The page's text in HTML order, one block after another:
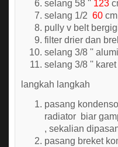
selang 58 '' 123
selang 1/2 60
pully v belt
filter drier dan
selang 3/8 ''
selang 3/8 ''
langkah langkah
pasang
radiator biar
, sekalian
pasang breket